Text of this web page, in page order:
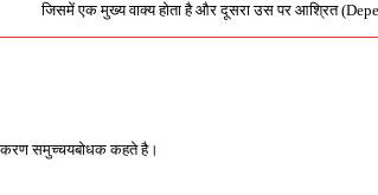
जिसमें एक मुख्य वाक्य होता है और दूसरा उस पर आश्रित
समुच्चयबोधक कहते है।